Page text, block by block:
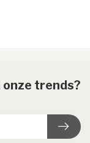
onze trends?